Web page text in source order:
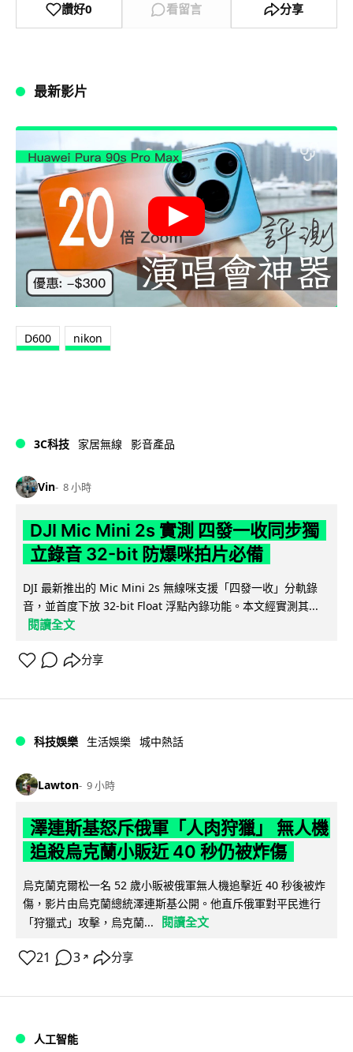
讚好0 看留言 分享
最新影片
D600 nikon
3C科技 家居無線 影音產品
Vin 8 小時
DJI Mic Mini 2s 實測 四發一收同步獨
立錄音 32-bit 防爆咪拍片必備
DJI 最新推出的 Mic Mini 2s 無線咪支援「四發一收」分軌錄
音，並首度下放 32-bit Float 浮點內錄功能。本文經實測其...
閱讀全文
分享
科技娛樂 生活娛樂 城中熱話
Lawton 9 小時
澤連斯基怒斥俄軍「人肉狩獵」 無人機
追殺烏克蘭小販近 40 秒仍被炸傷
烏克蘭克爾松一名 52 歲小販被俄軍無人機追擊近 40 秒後被炸
傷，影片由烏克蘭總統澤連斯基公開。他直斥俄軍對平民進行
「狩獵式」攻擊，烏克蘭...
閱讀全文
21 3 ↗ 分享
人工智能